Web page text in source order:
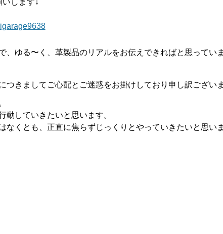
します↓
、ゆる〜く、革製品のリアルをお伝えできればと思ってい
つきましてご心配とご迷惑をお掛けしており申し訳ございま
動していきたいと思います。
なくとも、正直に焦らずじっくりとやっていきたいと思い